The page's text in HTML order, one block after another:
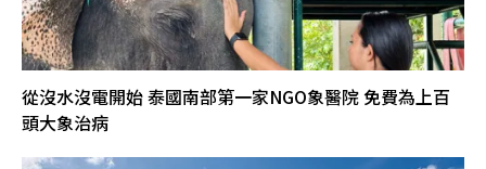
從沒水沒電開始 泰國南部第一家NGO象醫院 免費為上百
頭大象治病